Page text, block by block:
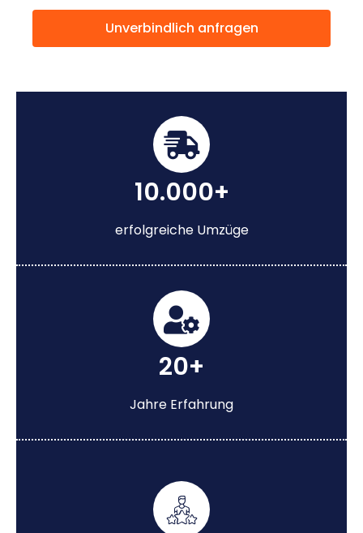
Unverbindlich anfragen
10.000+
erfolgreiche Umzüge
20+
Jahre Erfahrung